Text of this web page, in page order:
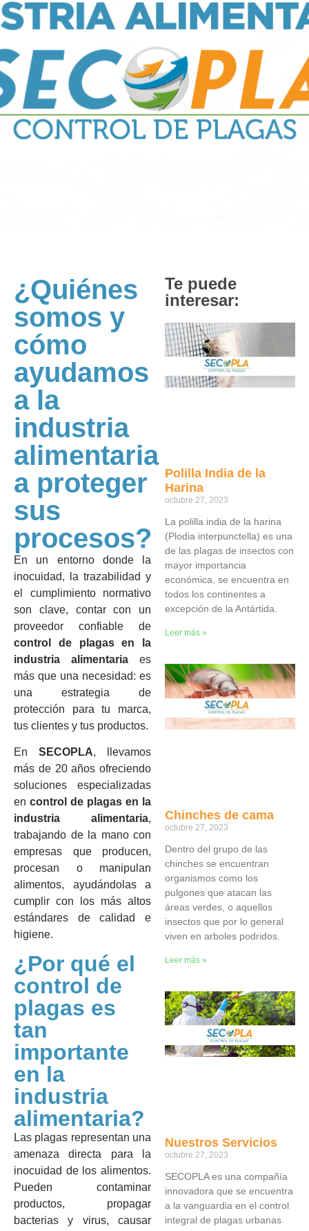
¿Quiénes
somos y
cómo
ayudamos
a la
industria
alimentaria
a proteger
sus
procesos?
En un entorno donde la
inocuidad, la trazabilidad y
el cumplimiento normativo
son clave, contar con un
proveedor confiable de
control de plagas en la
industria alimentaria es
más que una necesidad: es
una estrategia de
protección para tu marca,
tus clientes y tus productos.
EnSECOPLA, llevamos
más de 20 años ofreciendo
soluciones especializadas
encontrol de plagas en la
industria alimentaria,
trabajando de la mano con
empresas que producen,
procesan o manipulan
alimentos, ayudándolas a
cumplir con los más altos
estándares de calidad e
higiene.
¿Por qué el
control de
plagas es
tan
importante
en la
industria
alimentaria?
Las plagas representan una
amenaza directa para la
inocuidad de los alimentos.
Pueden contaminar
productos, propagar
bacterias y virus, causar
Te puede
interesar:
Polilla India de la
Harina
octubre 27, 2023
La polilla india de la harina
(Plodia interpunctella) es una
de las plagas de insectos con
mayor importancia
económica, se encuentra en
todos los continentes a
excepción de la Antártida.
Leer más »
Chinches de cama
octubre 27, 2023
Dentro del grupo de las
chinches se encuentran
organismos como los
pulgones que atacan las
áreas verdes, o aquellos
insectos que por lo general
viven en arboles podridos.
Leer más »
Nuestros Servicios
octubre 27, 2023
SECOPLA es una compañía
innovadora que se encuentra
a la vanguardia en el control
integral de plagas urbanas